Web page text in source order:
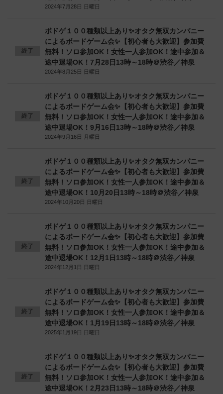
2024年7月28日 日曜日
終了
ボドゲ１００種類以上あり✨オタク無双カンパニー
によるボードゲーム会✨【初心者も大歓迎】参加費
無料！ソロ参加OK！女性一人参加OK！途中参加＆
途中退場OK！7月28日13時～18時＠渋谷／神泉
2024年8月25日 日曜日
終了
ボドゲ１００種類以上あり✨オタク無双カンパニー
によるボードゲーム会✨【初心者も大歓迎】参加費
無料！ソロ参加OK！女性一人参加OK！途中参加＆
途中退場OK！9月16日13時～18時＠渋谷／神泉
2024年9月16日 月曜日
終了
ボドゲ１００種類以上あり✨オタク無双カンパニー
によるボードゲーム会✨【初心者も大歓迎】参加費
無料！ソロ参加OK！女性一人参加OK！途中参加＆
途中退場OK！10月20日13時～18時＠渋谷／神泉
2024年10月20日 日曜日
終了
ボドゲ１００種類以上あり✨オタク無双カンパニー
によるボードゲーム会✨【初心者も大歓迎】参加費
無料！ソロ参加OK！女性一人参加OK！途中参加＆
途中退場OK！12月1日13時～18時＠渋谷／神泉
2024年12月1日 日曜日
終了
ボドゲ１００種類以上あり✨オタク無双カンパニー
によるボードゲーム会✨【初心者も大歓迎】参加費
無料！ソロ参加OK！女性一人参加OK！途中参加＆
途中退場OK！1月19日13時～18時＠渋谷／神泉
2025年1月19日 日曜日
終了
ボドゲ１００種類以上あり✨オタク無双カンパニー
によるボードゲーム会✨【初心者も大歓迎】参加費
無料！ソロ参加OK！女性一人参加OK！途中参加＆
途中退場OK！2月23日13時～18時＠渋谷／神泉